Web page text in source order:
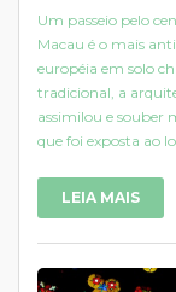
Um passeio pelo
Macau é o mais
européia em solo
tradicional, a
assimilou e souber
que foi exposta ao
LEIA MAIS